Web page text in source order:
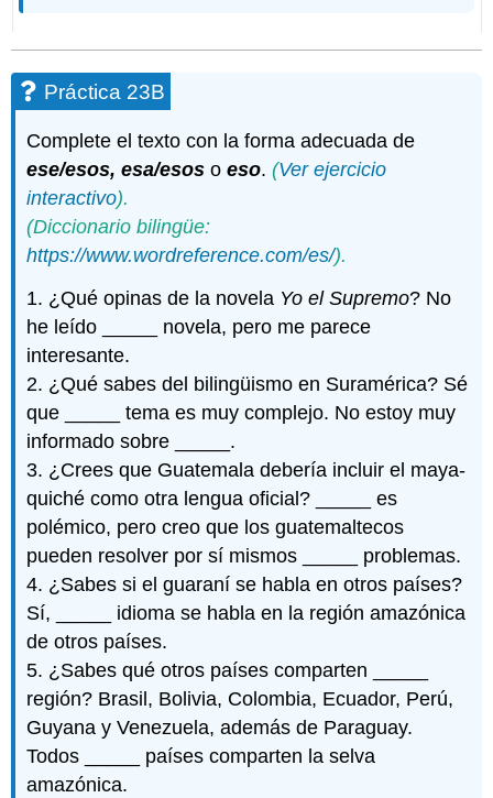
Práctica 23B
Complete el texto con la forma adecuada de
ese/esos, esa/esoso eso.(Ver ejercicio
interactivo).
(Diccionario bilingüe:
https://www.wordreference.com/es/).
1. ¿Qué opinas de la novela Yo el Supremo? No
he leído _____ novela, pero me parece
interesante.
2. ¿Qué sabes del bilingüismo en Suramérica? Sé
que _____ tema es muy complejo. No estoy muy
informado sobre _____.
3. ¿Crees que Guatemala debería incluir el maya-
quiché como otra lengua oficial? _____ es
polémico, pero creo que los guatemaltecos
pueden resolver por sí mismos _____ problemas.
4. ¿Sabes si el guaraní se habla en otros países?
Sí, _____ idioma se habla en la región amazónica
de otros países.
5. ¿Sabes qué otros países comparten _____
región? Brasil, Bolivia, Colombia, Ecuador, Perú,
Guyana y Venezuela, además de Paraguay.
Todos _____ países comparten la selva
amazónica.